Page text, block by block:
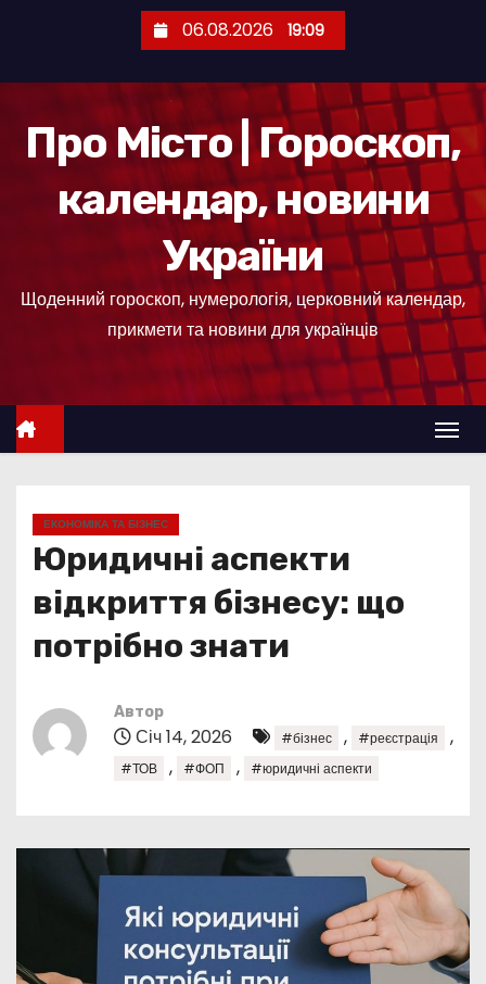
е
06.08.2026 19:09
Про Місто | Гороскоп,
календар, новини
України
Щоденний гороскоп, нумерологія, церковний календар,
прикмети та новини для українців
ЕКОНОМІКА ТА БІЗНЕС
Юридичні аспекти
відкриття бізнесу: що
потрібно знати
Автор
Січ 14, 2026 #бізнес , #реєстрація ,
#ТОВ , #ФОП , #юридичні аспекти